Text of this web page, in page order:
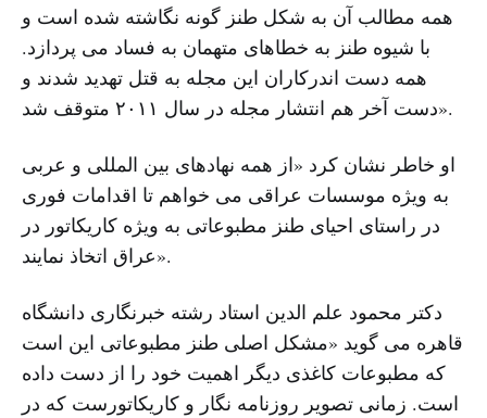
همه مطالب آن به شکل طنز گونه نگاشته شده است و
با شیوه طنز به خطاهای متهمان به فساد می پردازد.
همه دست اندرکاران این مجله به قتل تهدید شدند و
دست آخر هم انتشار مجله در سال ۲۰۱۱ متوقف شد».
او خاطر نشان کرد «از همه نهادهای بین المللی و عربی
به ویژه موسسات عراقی می خواهم تا اقدامات فوری
در راستای احیای طنز مطبوعاتی به ویژه کاریکاتور در
عراق اتخاذ نمایند».
دکتر محمود علم الدین استاد رشته خبرنگاری دانشگاه
قاهره می گوید «مشکل اصلی طنز مطبوعاتی این است
که مطبوعات کاغذی دیگر اهمیت خود را از دست داده
است. زمانی تصویر روزنامه نگار و کاریکاتورست که در